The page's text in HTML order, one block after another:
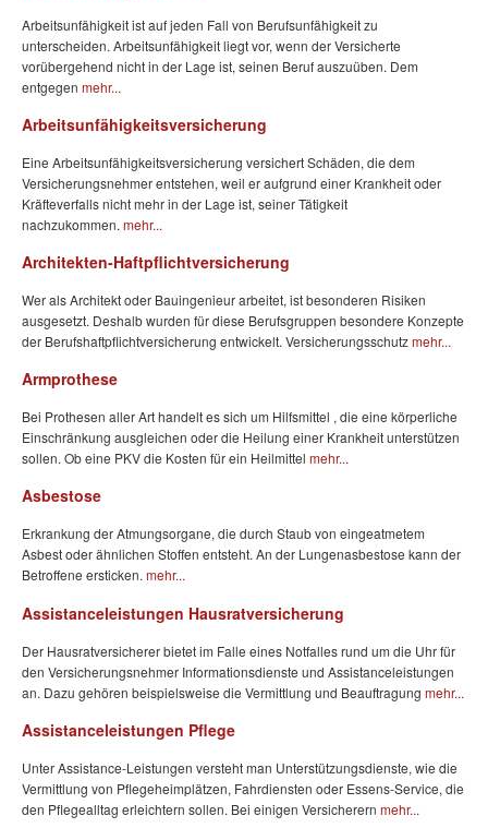
Arbeitsunfähigkeit ist auf jeden Fall von Berufsunfähigkeit zu
unterscheiden. Arbeitsunfähigkeit liegt vor, wenn der Versicherte
vorübergehend nicht in der Lage ist, seinen Beruf auszuüben. Dem
entgegen mehr...
Arbeitsunfähigkeitsversicherung
Eine Arbeitsunfähigkeitsversicherung versichert Schäden, die dem
Versicherungsnehmer entstehen, weil er aufgrund einer Krankheit oder
Kräfteverfalls nicht mehr in der Lage ist, seiner Tätigkeit
nachzukommen. mehr...
Architekten-Haftpflichtversicherung
Wer als Architekt oder Bauingenieur arbeitet, ist besonderen Risiken
ausgesetzt. Deshalb wurden für diese Berufsgruppen besondere Konzepte
der Berufshaftpflichtversicherung entwickelt. Versicherungsschutzmehr...
Armprothese
Bei Prothesen aller Art handelt es sich um Hilfsmittel , die eine körperliche
Einschränkung ausgleichen oder die Heilung einer Krankheit unterstützen
sollen. Ob eine PKV die Kosten für ein Heilmittel mehr...
Asbestose
Erkrankung der Atmungsorgane, die durch Staub von eingeatmetem
Asbest oder ähnlichen Stoffen entsteht. An der Lungenasbestose kann der
Betroffene ersticken.mehr...
Assistanceleistungen Hausratversicherung
Der Hausratversicherer bietet im Falle eines Notfalles rund um die Uhr für
den Versicherungsnehmer Informationsdienste und Assistanceleistungen
an. Dazu gehören beispielsweise die Vermittlung und Beauftragung mehr...
Assistanceleistungen Pflege
Unter Assistance-Leistungen versteht man Unterstützungsdienste, wie die
Vermittlung von Pflegeheimplätzen, Fahrdiensten oder Essens-Service, die
den Pflegealltag erleichtern sollen. Bei einigen Versicherern mehr...